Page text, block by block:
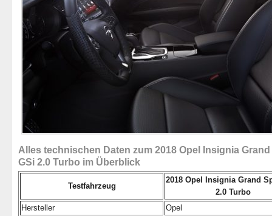
Alles technischen Daten zum 2018 Opel Insignia
GSi 2.0 Turbo im Überblick
Testfahrzeug
2018 Opel Insignia Grand
2.0 Turbo
Hersteller
Opel